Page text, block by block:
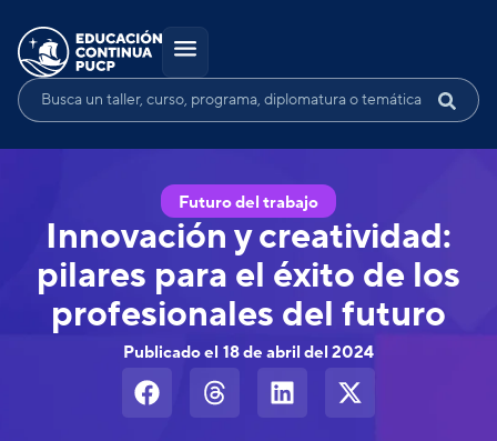
Futuro del trabajo
Innovación y creatividad:
pilares para el éxito de los
profesionales del futuro
Publicado el 18 de abril del 2024